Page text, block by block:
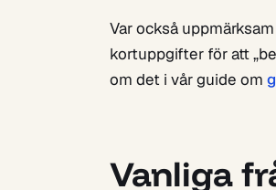
Var också
kortuppgifter för att
om det i vår guide om
Vanliga